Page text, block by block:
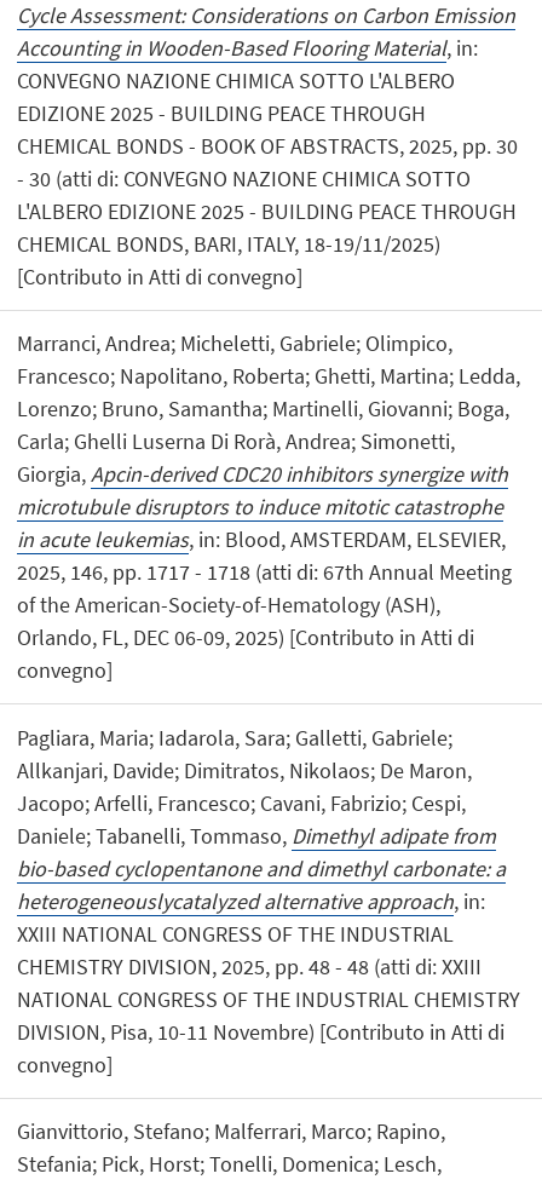
Cycle Assessment: Considerations on Carbon Emission
Accounting in Wooden-Based Flooring Material, in:
CONVEGNO NAZIONE CHIMICA SOTTO L'ALBERO
EDIZIONE 2025 - BUILDING PEACE THROUGH
CHEMICAL BONDS - BOOK OF ABSTRACTS, 2025, pp. 30
- 30 (atti di: CONVEGNO NAZIONE CHIMICA SOTTO
L'ALBERO EDIZIONE 2025 - BUILDING PEACE THROUGH
CHEMICAL BONDS, BARI, ITALY, 18-19/11/2025)
[Contributo in Atti di convegno]
Marranci, Andrea; Micheletti, Gabriele; Olimpico,
Francesco; Napolitano, Roberta; Ghetti, Martina; Ledda,
Lorenzo; Bruno, Samantha; Martinelli, Giovanni; Boga,
Carla; Ghelli Luserna Di Rorà, Andrea; Simonetti,
Giorgia,Apcin-derived CDC20 inhibitors synergize with
microtubule disruptors to induce mitotic catastrophe
in acute leukemias, in: Blood, AMSTERDAM, ELSEVIER,
2025, 146, pp. 1717 - 1718 (atti di: 67th Annual Meeting
of the American-Society-of-Hematology (ASH),
Orlando, FL, DEC 06-09, 2025) [Contributo in Atti di
convegno]
Pagliara, Maria; Iadarola, Sara; Galletti, Gabriele;
Allkanjari, Davide; Dimitratos, Nikolaos; De Maron,
Jacopo; Arfelli, Francesco; Cavani, Fabrizio; Cespi,
Daniele; Tabanelli, Tommaso, Dimethyl adipate from
bio-based cyclopentanone and dimethyl carbonate: a
heterogeneouslycatalyzed alternative approach, in:
XXIII NATIONAL CONGRESS OF THE INDUSTRIAL
CHEMISTRY DIVISION, 2025, pp. 48 - 48 (atti di: XXIII
NATIONAL CONGRESS OF THE INDUSTRIAL CHEMISTRY
DIVISION, Pisa, 10-11 Novembre) [Contributo in Atti di
convegno]
Gianvittorio, Stefano; Malferrari, Marco; Rapino,
Stefania; Pick, Horst; Tonelli, Domenica; Lesch,